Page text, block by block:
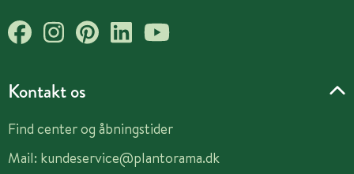
Kontakt os
Find center og åbningstider
Mail: kundeservice@plantorama.dk